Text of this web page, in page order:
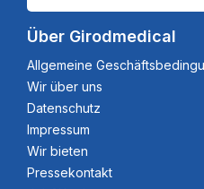
Über Girodmedical
Allgemeine
Wir über uns
Datenschutz
Impressum
Wir bieten
Pressekontakt